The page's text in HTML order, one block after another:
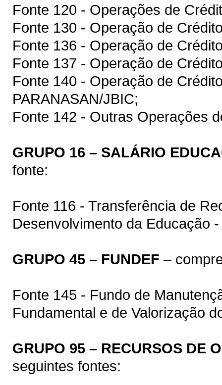
Fonte 120 - Operações de
Fonte 130 - Operação de
Fonte 136 - Operação de
Fonte 137 - Operação de
Fonte 140 - Operação de
PARANASAN/JBIC;
Fonte 142 - Outras Operações
GRUPO 16 – SALÁRIO
fonte:
Fonte 116 - Transferência de
Desenvolvimento da Educação
GRUPO 45 – FUNDEF –
Fonte 145 - Fundo de
Fundamental e de Valorização
GRUPO 95 – RECURSOS DE
seguintes fontes: